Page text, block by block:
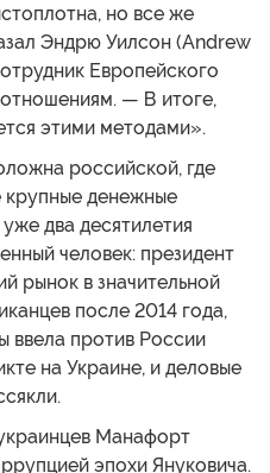
но все же
Эндрю Уилсон (Andrew
Европейского
— В итоге,
этими методами».
российской, где
крупные денежные
два десятилетия
человек: президент
рынок в значительной
после 2014 года,
ввела против России
на Украине, и деловые
Манафорт
эпохи Януковича.